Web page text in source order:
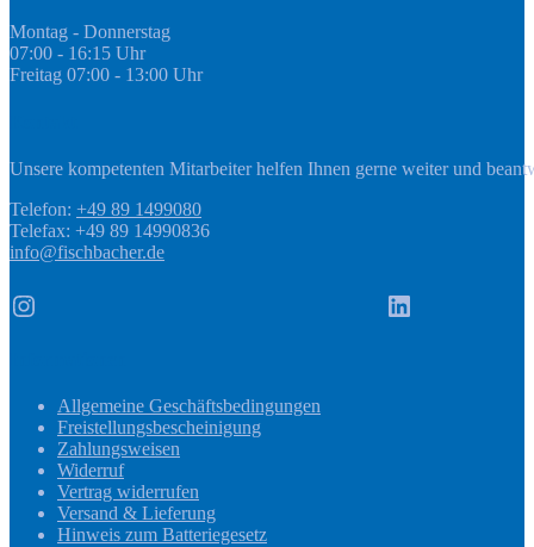
Montag - Donnerstag
07:00 - 16:15 Uhr
Freitag 07:00 - 13:00 Uhr
Unsere kompetenten Mitarbeiter helfen Ihnen gerne weiter und
Telefon: +49 89 1499080
Telefax: +49 89 14990836
info@fischbacher.de
Instagram LinkedIn
Allgemeine Geschäftsbedingungen
Freistellungsbescheinigung
Zahlungsweisen
Widerruf
Vertrag widerrufen
Versand & Lieferung
Hinweis zum Batteriegesetz